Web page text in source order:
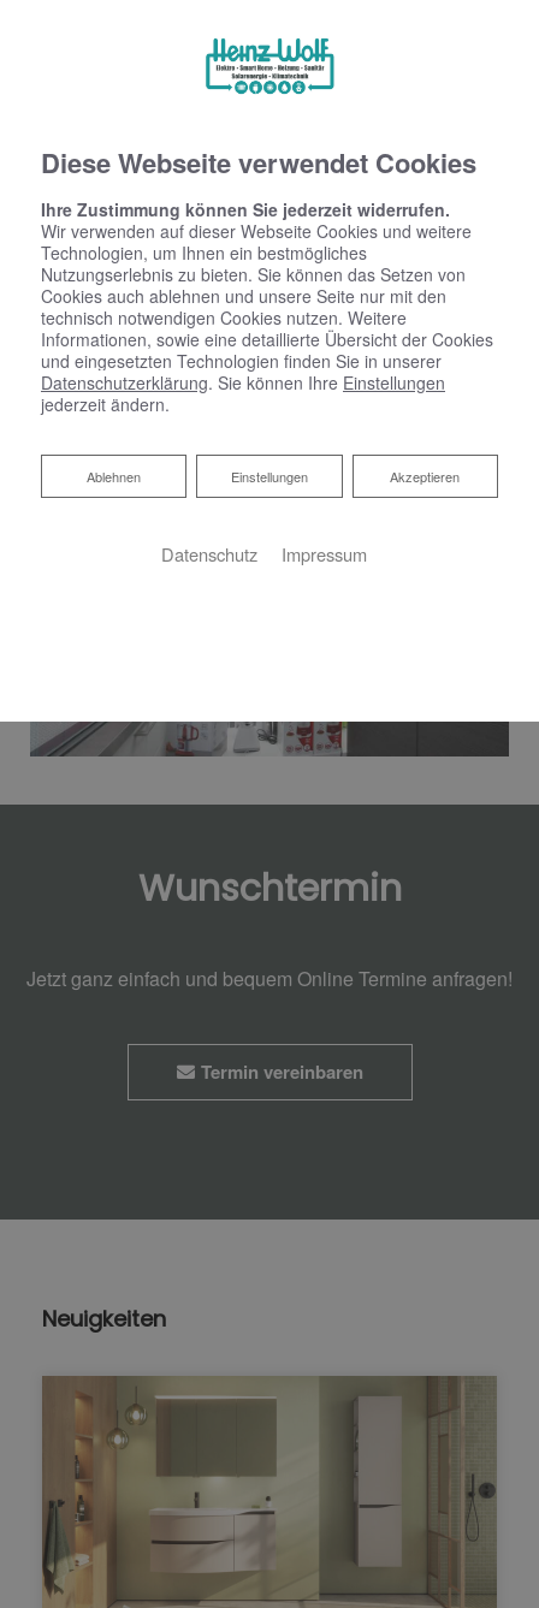
Elektrogeräte
Wunschtermin
Jetzt ganz einfach und bequem Online Termine anfragen!
Termin vereinbaren
Neuigkeiten
Diese Webseite verwendet Cookies
Ihre Zustimmung können Sie jederzeit widerrufen.
Wir verwenden auf dieser Webseite Cookies und weitere
Technologien, um Ihnen ein bestmögliches
Nutzungserlebnis zu bieten. Sie können das Setzen von
Cookies auch ablehnen und unsere Seite nur mit den
technisch notwendigen Cookies nutzen. Weitere
Informationen, sowie eine detaillierte Übersicht der Cookies
und eingesetzten Technologien finden Sie in unserer
Datenschutzerklärung. Sie können Ihre Einstellungen
jederzeit ändern.
Akzeptieren
Einstellungen
Ablehnen
Ablehnen
Datenschutz Impressum